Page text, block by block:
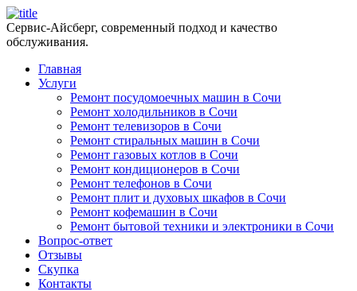
Сервис-Айсберг, современный подход и качество
обслуживания.
Главная
Услуги
Ремонт посудомоечных машин в Сочи
Ремонт холодильников в Сочи
Ремонт телевизоров в Сочи
Ремонт стиральных машин в Сочи
Ремонт газовых котлов в Сочи
Ремонт кондиционеров в Сочи
Ремонт телефонов в Сочи
Ремонт плит и духовых шкафов в Сочи
Ремонт кофемашин в Сочи
Ремонт бытовой техники и электроники в Сочи
Вопрос-ответ
Отзывы
Скупка
Контакты